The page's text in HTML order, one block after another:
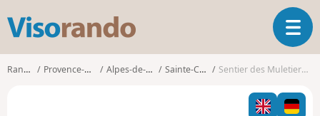
s
o
O
u
i
r
Randonnées Provence-Alpes-Côte d'Azur Alpes-de-Haute-Provence Sainte-Croix-du-Verdon Sentier des Muletiers à Sainte-Croix-du-Verdon